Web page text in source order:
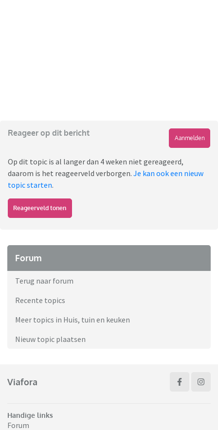
Reageer op dit bericht
Aanmelden
Op dit topic is al langer dan 4 weken niet gereageerd,
daarom is het reageerveld verborgen. Je kan ook een nieuw
topic starten.
Reageerveld tonen
Forum
Terug naar forum
Recente topics
Meer topics in Huis, tuin en keuken
Nieuw topic plaatsen
Viafora
Handige links
Forum